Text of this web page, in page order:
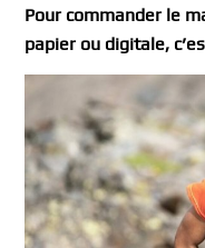
Pour commander le
papier ou digitale,